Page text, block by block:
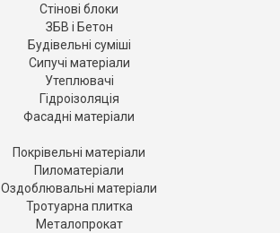
Стінові блоки
ЗБВ і Бетон
Будівельні суміші
Сипучі матеріали
Утеплювачі
Гідроізоляція
Фасадні матеріали
Покрівельні матеріали
Пиломатеріали
Оздоблювальні матеріали
Тротуарна плитка
Металопрокат